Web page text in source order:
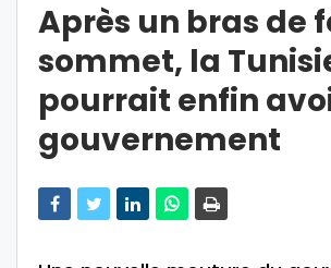
Après un bras de
sommet, la
pourrait enfin
gouvernement